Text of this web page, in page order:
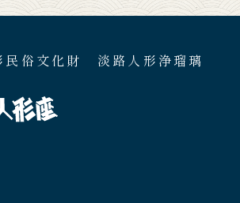
民俗文化財 淡路人形浄瑠璃